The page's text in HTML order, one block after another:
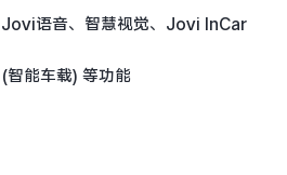
Jovi语音、智慧视觉、Jovi InCar
(智能车载) 等功能